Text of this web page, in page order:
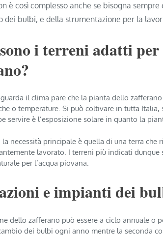
è così complesso anche se bisogna
dei bulbi, e della strumentazione per la
i terreni adatti
il clima pare che la pianta dello
o temperature. Si può coltivare in tutta
servire è l’esposizione solare in quanto la
la necessità principale è quella di una terra che
lavorato. I terreni più indicati
per l’acqua piovana.
e impianti dei
dello zafferano può essere a ciclo annuale o
dei bulbi ogni anno mentre la seconda